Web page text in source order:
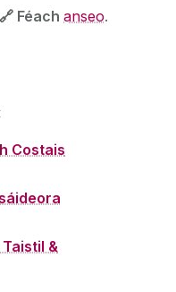
🔗 Féach anseo.
Costais
&